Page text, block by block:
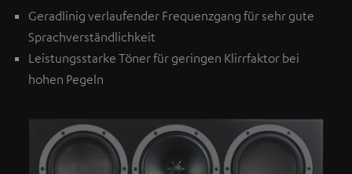
Geradlinig verlaufender Frequenzgang für sehr gute
Sprachverständlichkeit
Leistungsstarke Töner für geringen Klirrfaktor bei
hohen Pegeln